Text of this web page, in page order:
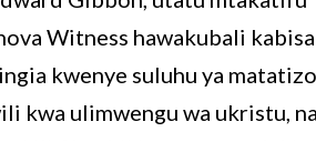
Witness hawakubali
kwenye suluhu ya
kwa ulimwengu wa ukristu, na